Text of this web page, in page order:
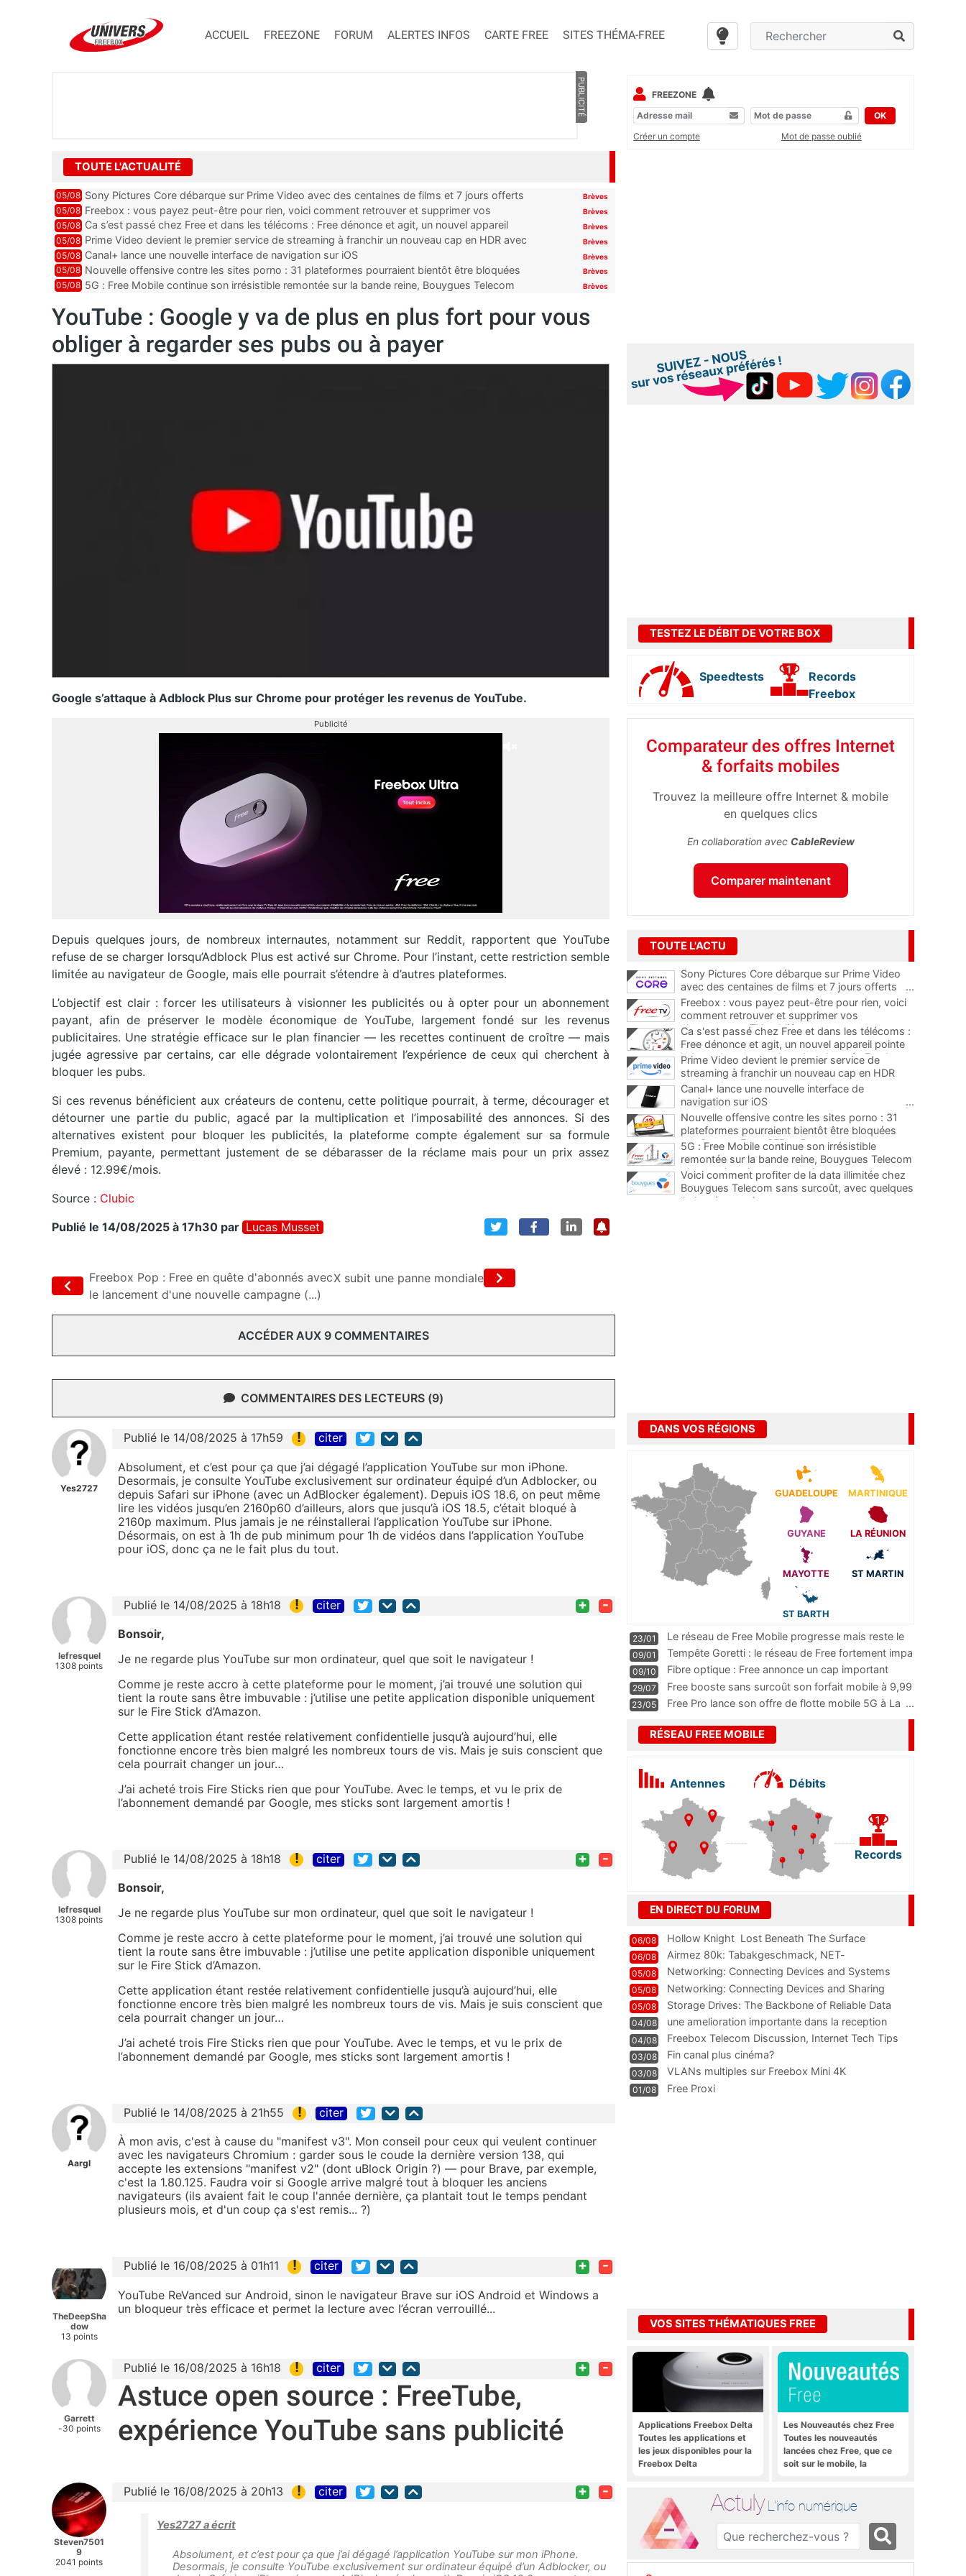
ACCUEIL FREEZONE FORUM ALERTES INFOS CARTE FREE SITES THÉMA-FREE
PUBLICITÉ
TOUTE L'ACTUALITÉ
05/08 Sony Pictures Core débarque sur Prime Video avec des centaines de films et 7 jours offerts Brèves
05/08 Freebox : vous payez peut-être pour rien, voici comment retrouver et supprimer vos
abonnements TV oubliés
Brèves
05/08 Ca s’est passé chez Free et dans les télécoms : Free dénonce et agit, un nouvel appareil
pointe le bout de...
Brèves
05/08 Prime Video devient le premier service de streaming à franchir un nouveau cap en HDR avec
ce lancement
Brèves
05/08 Canal+ lance une nouvelle interface de navigation sur iOS Brèves
05/08 Nouvelle offensive contre les sites porno : 31 plateformes pourraient bientôt être bloquées
par Orange, Free, SF...
Brèves
05/08 5G : Free Mobile continue son irrésistible remontée sur la bande reine, Bouygues Telecom
Brèves
YouTube : Google y va de plus en plus fort pour vous
obliger à regarder ses pubs ou à payer
Google s’attaque à Adblock Plus sur Chrome pour protéger les revenus de YouTube.
Publicité
Depuis quelques jours, de nombreux internautes, notamment sur Reddit, rapportent que YouTube
refuse de se charger lorsqu’Adblock Plus est activé sur Chrome. Pour l’instant, cette restriction semble
limitée au navigateur de Google, mais elle pourrait s’étendre à d’autres plateformes.
L’objectif est clair : forcer les utilisateurs à visionner les publicités ou à opter pour un abonnement
payant, afin de préserver le modèle économique de YouTube, largement fondé sur les revenus
publicitaires. Une stratégie efficace sur le plan financier — les recettes continuent de croître — mais
jugée agressive par certains, car elle dégrade volontairement l’expérience de ceux qui cherchent à
bloquer les pubs.
Si ces revenus bénéficient aux créateurs de contenu, cette politique pourrait, à terme, décourager et
détourner une partie du public, agacé par la multiplication et l’imposabilité des annonces. Si des
alternatives existent pour bloquer les publicités, la plateforme compte également sur sa formule
Premium, payante, permettant justement de se débarasser de la réclame mais pour un prix assez
élevé : 12.99€/mois.
Source : Clubic
Publié le 14/08/2025 à 17h30 par Lucas Musset
Freebox Pop : Free en quête d'abonnés avec
le lancement d'une nouvelle campagne (...)
X subit une panne mondiale
ACCÉDER AUX 9 COMMENTAIRES
COMMENTAIRES DES LECTEURS (9)
Yes2727
Publié le 14/08/2025 à 17h59 ! citer
Absolument, et c’est pour ça que j’ai dégagé l’application YouTube sur mon iPhone.
Desormais, je consulte YouTube exclusivement sur ordinateur équipé d’un Adblocker, ou
depuis Safari sur iPhone (avec un AdBlocker également). Depuis iOS 18.6, on peut même
lire les vidéos jusqu’en 2160p60 d’ailleurs, alors que jusqu’à iOS 18.5, c’était bloqué à
2160p maximum. Plus jamais je ne réinstallerai l’application YouTube sur iPhone.
Désormais, on est à 1h de pub minimum pour 1h de vidéos dans l’application YouTube
pour iOS, donc ça ne le fait plus du tout.
lefresquel
1308 points
Publié le 14/08/2025 à 18h18 ! citer + -
Bonsoir,
Je ne regarde plus YouTube sur mon ordinateur, quel que soit le navigateur !
Comme je reste accro à cette plateforme pour le moment, j’ai trouvé une solution qui
tient la route sans être imbuvable : j’utilise une petite application disponible uniquement
sur le Fire Stick d’Amazon.
Cette application étant restée relativement confidentielle jusqu’à aujourd’hui, elle
fonctionne encore très bien malgré les nombreux tours de vis. Mais je suis conscient que
cela pourrait changer un jour…
J’ai acheté trois Fire Sticks rien que pour YouTube. Avec le temps, et vu le prix de
l’abonnement demandé par Google, mes sticks sont largement amortis !
lefresquel
1308 points
Publié le 14/08/2025 à 18h18 ! citer + -
Bonsoir,
Je ne regarde plus YouTube sur mon ordinateur, quel que soit le navigateur !
Comme je reste accro à cette plateforme pour le moment, j’ai trouvé une solution qui
tient la route sans être imbuvable : j’utilise une petite application disponible uniquement
sur le Fire Stick d’Amazon.
Cette application étant restée relativement confidentielle jusqu’à aujourd’hui, elle
fonctionne encore très bien malgré les nombreux tours de vis. Mais je suis conscient que
cela pourrait changer un jour…
J’ai acheté trois Fire Sticks rien que pour YouTube. Avec le temps, et vu le prix de
l’abonnement demandé par Google, mes sticks sont largement amortis !
Aargl
Publié le 14/08/2025 à 21h55 ! citer
À mon avis, c'est à cause du "manifest v3". Mon conseil pour ceux qui veulent continuer
avec les navigateurs Chromium : garder sous le coude la dernière version 138, qui
accepte les extensions "manifest v2" (dont uBlock Origin ?) — pour Brave, par exemple,
c'est la 1.80.125. Faudra voir si Google arrive malgré tout à bloquer les anciens
navigateurs (ils avaient fait le coup l'année dernière, ça plantait tout le temps pendant
plusieurs mois, et d'un coup ça s'est remis... ?)
TheDeepSha
dow
13 points
Publié le 16/08/2025 à 01h11 ! citer + -
YouTube ReVanced sur Android, sinon le navigateur Brave sur iOS Android et Windows a
un bloqueur très efficace et permet la lecture avec l’écran verrouillé...
Garrett
-30 points
Publié le 16/08/2025 à 16h18 ! citer + -
Astuce open source : FreeTube,
expérience YouTube sans publicité
Steven7501
9
2041 points
Publié le 16/08/2025 à 20h13 ! citer + -
Yes2727 a écrit
Absolument, et c’est pour ça que j’ai dégagé l’application YouTube sur mon iPhone.
Desormais, je consulte YouTube exclusivement sur ordinateur équipé d’un Adblocker, ou
FREEZONE
OK
Créer un compte
Mot de passe oublié
TESTEZ LE DÉBIT DE VOTRE BOX
Speedtests
Records
Freebox
Comparateur des offres Internet
& forfaits mobiles
Trouvez la meilleure offre Internet & mobile
en quelques clics
En collaboration avec CableReview
Comparer maintenant
TOUTE L'ACTU
Sony Pictures Core débarque sur Prime Video
avec des centaines de films et 7 jours offerts
...
Freebox : vous payez peut-être pour rien, voici
comment retrouver et supprimer vos
abonnements TV oubliés
...
Ca s'est passé chez Free et dans les télécoms :
Free dénonce et agit, un nouvel appareil pointe
le bout de son nez chez des abonnés Freebox...
Prime Video devient le premier service de
streaming à franchir un nouveau cap en HDR
avec ce lancement
Canal+ lance une nouvelle interface de
navigation sur iOS
...
Nouvelle offensive contre les sites porno : 31
plateformes pourraient bientôt être bloquées
par Orange, Free, SFR et Bouygues
5G : Free Mobile continue son irrésistible
remontée sur la bande reine, Bouygues Telecom
plus que jamais sous pression
Voici comment profiter de la data illimitée chez
Bouygues Telecom sans surcoût, avec quelques
limites à connaître
DANS VOS RÉGIONS
GUADELOUPE MARTINIQUE
GUYANE LA RÉUNION
MAYOTTE ST MARTIN
ST BARTH
23/01
Le réseau de Free Mobile progresse mais reste le
m
...
09/01
Tempête Goretti : le réseau de Free fortement impa
09/10
Fibre optique : Free annonce un cap important
pass
...
29/07
Free booste sans surcoût son forfait mobile à 9,99
23/05 Free Pro lance son offre de flotte mobile 5G à La ...
RÉSEAU FREE MOBILE
Antennes Débits
Records
EN DIRECT DU FORUM
06/08 Hollow Knight  Lost Beneath The Surface
06/08
Airmez 80k: Tabakgeschmack, NET-
Technologie und Leistung im
05/08 Networking: Connecting Devices and Systems
05/08
Networking: Connecting Devices and Sharing
Information
05/08
Storage Drives: The Backbone of Reliable Data
Management
04/08
une amelioration importante dans la reception
WIFI
04/08
Freebox Telecom Discussion, Internet Tech Tips
Communi
03/08 Fin canal plus cinéma?
03/08 VLANs multiples sur Freebox Mini 4K
01/08 Free Proxi
VOS SITES THÉMATIQUES FREE
Applications Freebox Delta
Toutes les applications et
les jeux disponibles pour la
Freebox Delta
Les Nouveautés chez Free
Toutes les nouveautés
lancées chez Free, que ce
soit sur le mobile, la
Actuly L'info numérique